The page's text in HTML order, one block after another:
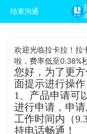
结束沟通
欢迎光临拉卡拉！拉
啦，费率低至0.38%
您好，为了更
面提示进行操作
1、产品申请可
进行申请，申
工作时间内（
持电话畅通！